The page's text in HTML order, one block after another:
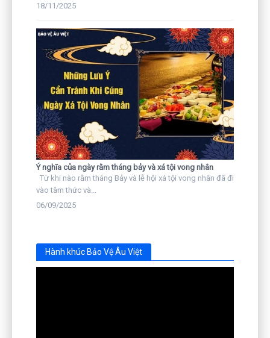
18/11/2025
Ý nghĩa của ngày rằm tháng bảy và xá tội vong nhân
Từ khi nào rằm tháng Bảy và lễ hội xá tội vong nhân đã đi
vào tâm thức và...
06/09/2025
Hành khúc Bảo Vệ Âu Việt